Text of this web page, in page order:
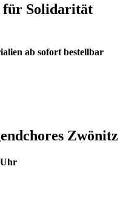
für Solidarität
ab sofort bestellbar
Zwönitz
Uhr